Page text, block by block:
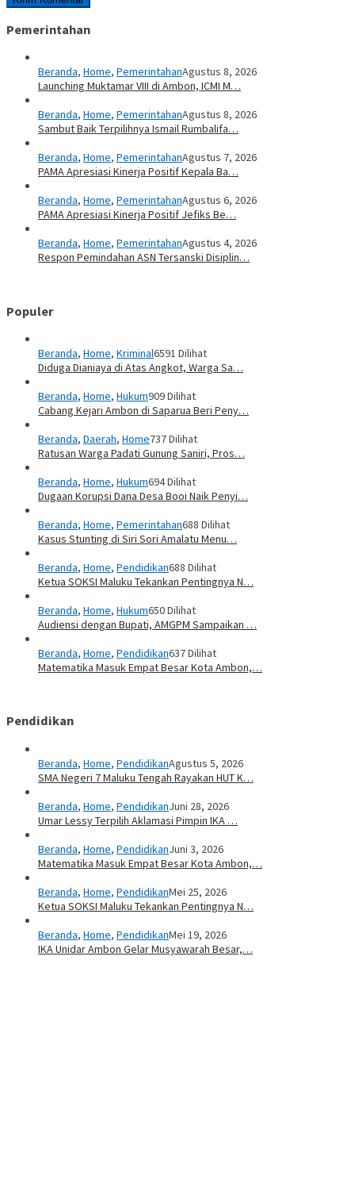
Pemerintahan
Beranda, Home, PemerintahanAgustus 8, 2026
Launching Muktamar VIII di Ambon, ICMI M…
Beranda, Home, PemerintahanAgustus 8, 2026
Sambut Baik Terpilihnya Ismail Rumbalifa…
Beranda, Home, PemerintahanAgustus 7, 2026
PAMA Apresiasi Kinerja Positif Kepala Ba…
Beranda, Home, PemerintahanAgustus 6, 2026
PAMA Apresiasi Kinerja Positif Jefiks Be…
Beranda, Home, PemerintahanAgustus 4, 2026
Respon Pemindahan ASN Tersanski Disiplin…
Populer
Beranda, Home, Kriminal6591 Dilihat
Diduga Dianiaya di Atas Angkot, Warga Sa…
Beranda, Home, Hukum909 Dilihat
Cabang Kejari Ambon di Saparua Beri Peny…
Beranda, Daerah, Home737 Dilihat
Ratusan Warga Padati Gunung Saniri, Pros…
Beranda, Home, Hukum694 Dilihat
Dugaan Korupsi Dana Desa Booi Naik Penyi…
Beranda, Home, Pemerintahan688 Dilihat
Kasus Stunting di Siri Sori Amalatu Menu…
Beranda, Home, Pendidikan688 Dilihat
Ketua SOKSI Maluku Tekankan Pentingnya N…
Beranda, Home, Hukum650 Dilihat
Audiensi dengan Bupati, AMGPM Sampaikan …
Beranda, Home, Pendidikan637 Dilihat
Matematika Masuk Empat Besar Kota Ambon,…
Pendidikan
Beranda, Home, PendidikanAgustus 5, 2026
SMA Negeri 7 Maluku Tengah Rayakan HUT K…
Beranda, Home, PendidikanJuni 28, 2026
Umar Lessy Terpilih Aklamasi Pimpin IKA …
Beranda, Home, PendidikanJuni 3, 2026
Matematika Masuk Empat Besar Kota Ambon,…
Beranda, Home, PendidikanMei 25, 2026
Ketua SOKSI Maluku Tekankan Pentingnya N…
Beranda, Home, PendidikanMei 19, 2026
IKA Unidar Ambon Gelar Musyawarah Besar,…